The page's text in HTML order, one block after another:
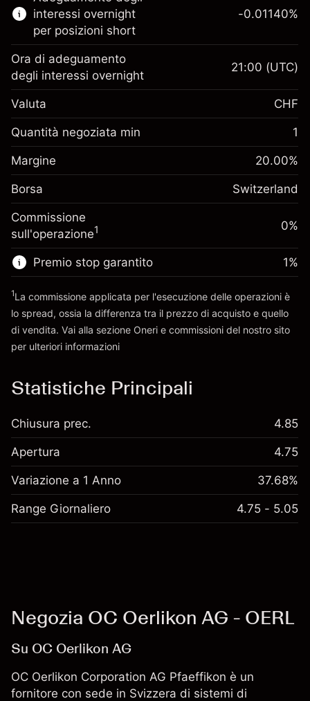
Knock-out
Margine. Il tuo
CHF 1,000.00
Adeguamento
finanziamento
overnight
Oneri per l'intero valore
-0.010826%
(-CHF 0.54)
Dimensione dell'operazione a leva
~
CHF 5,000.00
Denaro da leva ~
interessi overnight
per posizioni short
Margine. Il tuo
investimento
CHF 1,000.00
finanziamento
overnight
Oneri per l'intero valore
della posizione
(-CHF 0.57)
Dimensione dell'operazione a leva
Denaro da leva ~ CHF 4,000.00
Vai alla piattaforma
-0.01140%
Ora di adeguamento
degli interessi overnight
21:00 (UTC)
Valuta CHF
Quantità negoziata min 1
Margine 20.00%
Borsa Switzerland
Commissione
sull'operazione1 0%
Premio stop garantito 1%
1La commissione applicata per l'esecuzione delle operazioni è
lo spread, ossia la differenza tra il prezzo di acquisto e quello
di vendita. Vai alla sezione Oneri e commissioni del nostro sito
per ulteriori informazioni
Statistiche Principali
Chiusura prec. 4.85
Apertura 4.75
Variazione a 1 Anno 37.68%
Range Giornaliero 4.75 - 5.05
Negozia OC Oerlikon AG - OERL
Su OC Oerlikon AG
OC Oerlikon Corporation AG Pfaeffikon è un
fornitore con sede in Svizzera di sistemi di